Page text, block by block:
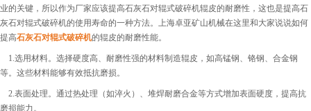
业的关键，所以作为厂家应该提高石灰石对辊式破碎机辊皮的耐磨性，这也是提高石
灰石对辊式破碎机的使用寿命的一种方法。上海卓亚矿山机械在这里和大家说说如何
提高石灰石对辊式破碎机的辊皮的耐磨性能。
1.选用材料。选择硬度高、耐磨性强的材料制造辊皮，如高锰钢、铬钢、合金钢
等。这些材料能够有效抵抗磨损。
2.表面处理。通过热处理（如淬火）、堆焊耐磨合金等方式增加表面硬度，提高抗
磨损能力。